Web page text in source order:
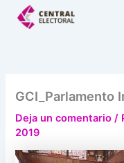
GCI_Parlamento
Deja un comentario /
2019